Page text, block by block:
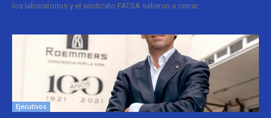
los laboratorios y el sindicato FATSA salieron a cerrar...
Ejecutivos